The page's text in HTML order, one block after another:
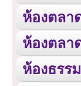
ห้องตลา
ห้องตล
ห้องธรร